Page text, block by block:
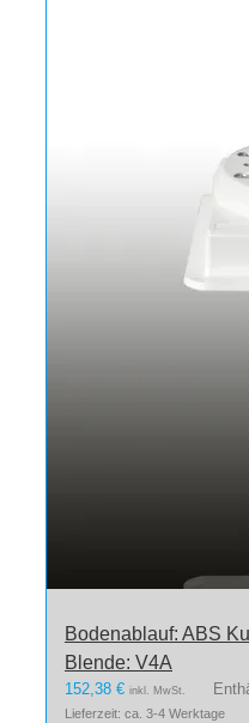
Bodenablauf: ABS
Blende: V4A
152,38 € inkl. MwSt.
Lieferzeit: ca. 3-4 Werktage